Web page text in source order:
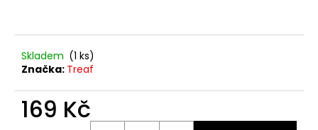
Skladem (1 ks)
Značka: Treaf
169 Kč
u
e
e